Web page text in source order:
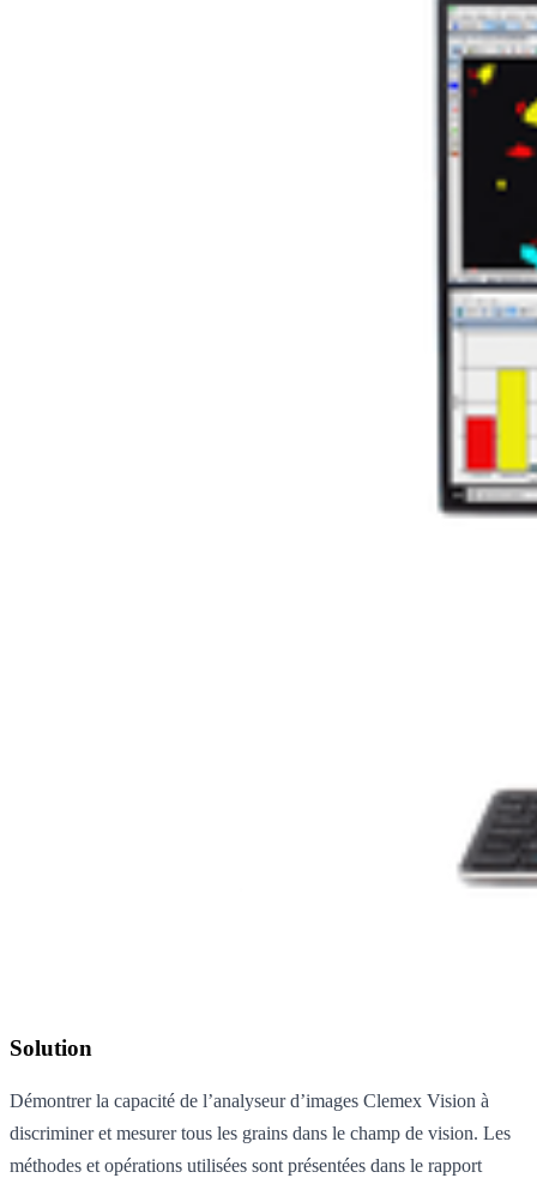
Solution
Démontrer la capacité de l’analyseur d’images Clemex Vision à
discriminer et mesurer tous les grains dans le champ de vision. Les
méthodes et opérations utilisées sont présentées dans le rapport